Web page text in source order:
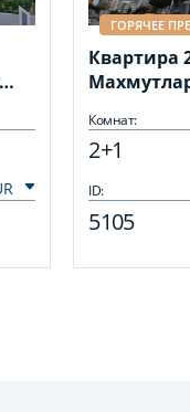
ГОРЯЧЕЕ
Квартира
Комнат:
2+1
ID:
5105